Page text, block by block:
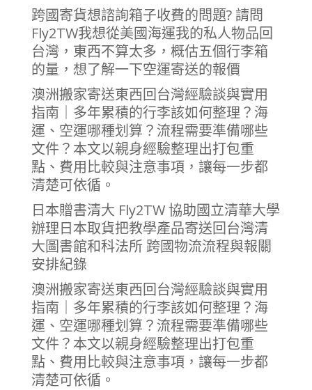
跨國寄貨想諮詢箱子收費的問題? 請問
Fly2TW我想從美國海運我的私人物品回
台灣，東西不算太多，概估五個行李箱
的量，想了解一下空運寄送的報價
澳洲搬家寄送東西回台灣經驗談與實用
指南｜多年累積的行李該如何整理？海
運、空運哪種划算？流程需要準備哪些
文件？本文以親身經驗整理出打包重
點、費用比較與注意事項，讓每一步都
清楚可依循。
日本贈書清大 Fly2TW 協助國立清華大學
辦理日本取貨把教學產品寄送回台灣清
大圖書館和科法所 跨國物流流程與報關
安排紀錄
澳洲搬家寄送東西回台灣經驗談與實用
指南｜多年累積的行李該如何整理？海
運、空運哪種划算？流程需要準備哪些
文件？本文以親身經驗整理出打包重
點、費用比較與注意事項，讓每一步都
清楚可依循。